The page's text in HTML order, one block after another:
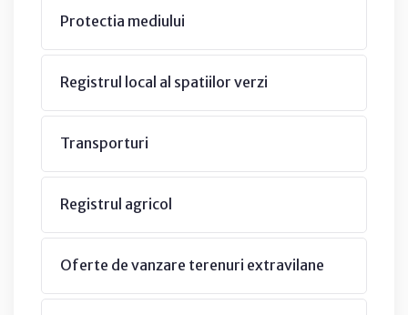
Protectia mediului
Registrul local al spatiilor verzi
Transporturi
Registrul agricol
Oferte de vanzare terenuri extravilane